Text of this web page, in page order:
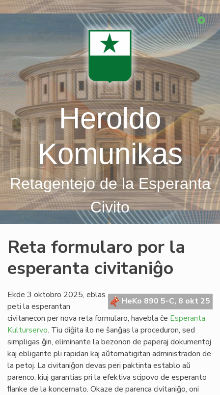
Skip
Heroldo
Komunikas
Retagentejo de la Esperanta
Civito
Reta formularo por la
esperanta civitaniĝo
HeKo 890 5-C, 8 okt 25
Ekde 3 oktobro 2025, eblas
peti la esperantan
civitanecon per nova reta formularo, havebla ĉe Esperanta
Kulturservo. Tiu diĝita ilo ne ŝanĝas la proceduron, sed
simpligas ĝin, eliminante la bezonon de paperaj dokumentoj
kaj ebligante pli rapidan kaj aŭtomatigitan administradon de
la petoj. La civitaniĝon devas peri paktinta establo aŭ
parenco, kiuj garantias pri la efektiva scipovo de esperanto
ﬂanke de la koncernato. Okaze de parenca civitaniĝo, oni